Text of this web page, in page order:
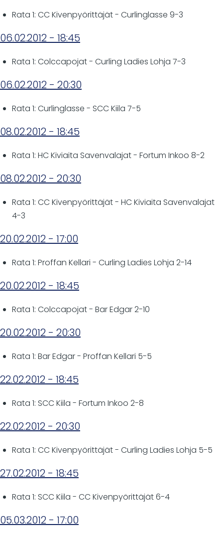
Rata 1: CC Kivenpyörittäjät - Curlinglasse 9-3
06.02.2012 - 18:45
Rata 1: Colccapojat - Curling Ladies Lohja 7-3
06.02.2012 - 20:30
Rata 1: Curlinglasse - SCC Kiila 7-5
08.02.2012 - 18:45
Rata 1: HC Kiviaita Savenvalajat - Fortum Inkoo 8-2
08.02.2012 - 20:30
Rata 1: CC Kivenpyörittäjät - HC Kiviaita Savenvalajat
4-3
20.02.2012 - 17:00
Rata 1: Proffan Kellari - Curling Ladies Lohja 2-14
20.02.2012 - 18:45
Rata 1: Colccapojat - Bar Edgar 2-10
20.02.2012 - 20:30
Rata 1: Bar Edgar - Proffan Kellari 5-5
22.02.2012 - 18:45
Rata 1: SCC Kiila - Fortum Inkoo 2-8
22.02.2012 - 20:30
Rata 1: CC Kivenpyörittäjät - Curling Ladies Lohja 5-5
27.02.2012 - 18:45
Rata 1: SCC Kiila - CC Kivenpyörittäjät 6-4
05.03.2012 - 17:00